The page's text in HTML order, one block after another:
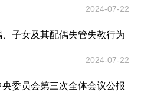
2024-07-22
子女及其配偶失管失教行为
2024-07-22
委员会第三次全体会议公报